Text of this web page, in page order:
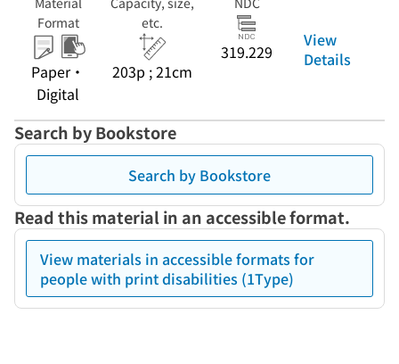
Format
Paper・
Digital
etc.
203p ; 21cm
319.229
View
Details
Search by Bookstore
Search by Bookstore
Read this material in an accessible format.
View materials in accessible formats for
people with print disabilities (1Type)